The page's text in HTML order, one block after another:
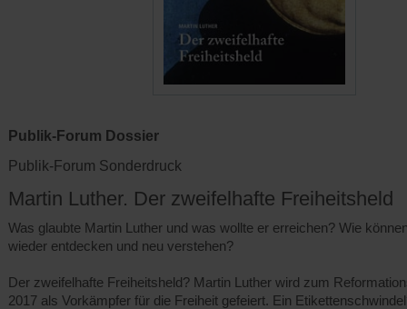
Publik-Forum Dossier
Publik-Forum Sonderdruck
Martin Luther. Der zweifelhafte Freiheitsheld
Was glaubte Martin Luther und was wollte er erreichen? Wie
wieder entdecken und neu verstehen?
Der zweifelhafte Freiheitsheld? Martin Luther wird zum
2017 als Vorkämpfer für die Freiheit gefeiert. Ein